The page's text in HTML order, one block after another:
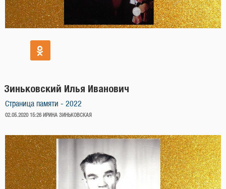
Зиньковский Илья Иванович
Страница памяти - 2022
ОПУБЛИКОВАНО
02.05.2020 15:26 ИРИНА ЗИНЬКОВСКАЯ